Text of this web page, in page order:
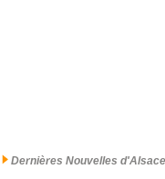
Dernières Nouvelles d'Alsace